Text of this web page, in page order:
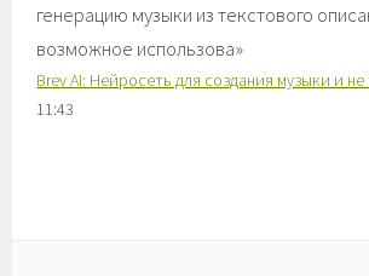
генерацию музыки из текстового
возможное использова»
Brev AI: Нейросеть для создания музыки и не
11:43